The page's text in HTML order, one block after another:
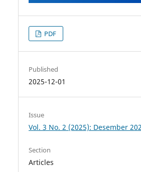
PDF
Published
2025-12-01
Issue
Vol. 3 No. 2 (2025): Desember
Section
Articles